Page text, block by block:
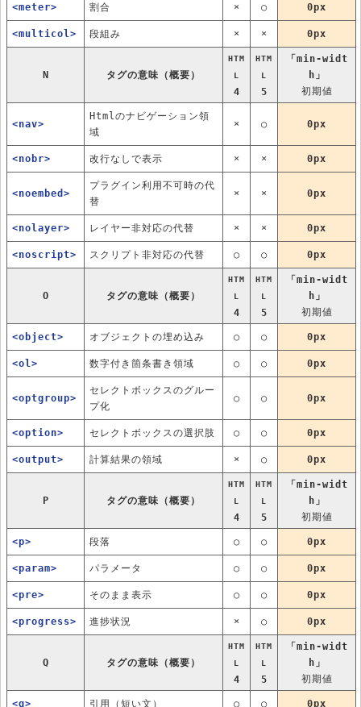
<meter> 割合 × ○ 0px
<multicol> 段組み × × 0px
N タグの意味（概要）
HTM
L
4
HTM
L
5
「min-widt
h」
初期値
<nav>
Htmlのナビゲーション領
域
× ○ 0px
<nobr> 改行なしで表示 × × 0px
<noembed>
プラグイン利用不可時の代
替
× × 0px
<nolayer> レイヤー非対応の代替 × × 0px
<noscript> スクリプト非対応の代替 ○ ○ 0px
O タグの意味（概要）
HTM
L
4
HTM
L
5
「min-widt
h」
初期値
<object> オブジェクトの埋め込み ○ ○ 0px
<ol> 数字付き箇条書き領域 ○ ○ 0px
<optgroup>
セレクトボックスのグルー
プ化
○ ○ 0px
<option> セレクトボックスの選択肢 ○ ○ 0px
<output> 計算結果の領域 × ○ 0px
P タグの意味（概要）
HTM
L
4
HTM
L
5
「min-widt
h」
初期値
<p> 段落 ○ ○ 0px
<param> パラメータ ○ ○ 0px
<pre> そのまま表示 ○ ○ 0px
<progress> 進捗状況 × ○ 0px
Q タグの意味（概要）
HTM
L
4
HTM
L
5
「min-widt
h」
初期値
<q> 引用（短い文） ○ ○ 0px